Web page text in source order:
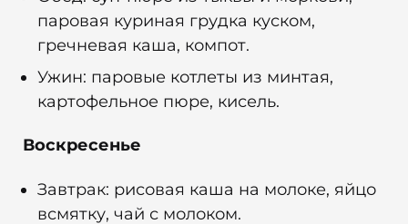
паровая куриная грудка куском,
гречневая каша, компот.
Ужин: паровые котлеты из минтая,
картофельное пюре, кисель.
Воскресенье
Завтрак: рисовая каша на молоке, яйцо
всмятку, чай с молоком.